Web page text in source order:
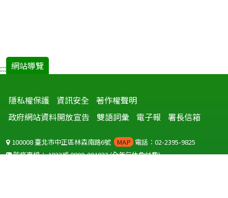
::: 網站導覽
隱私權保護 資訊安全 著作權聲明
政府網站資料開放宣告
雙語詞彙 電子報 署長信箱
100008 臺北市中正區林森南路6號 MAP 電話：02-2395-9825
防疫專線：1922或0800-001922(全年無休免付費)